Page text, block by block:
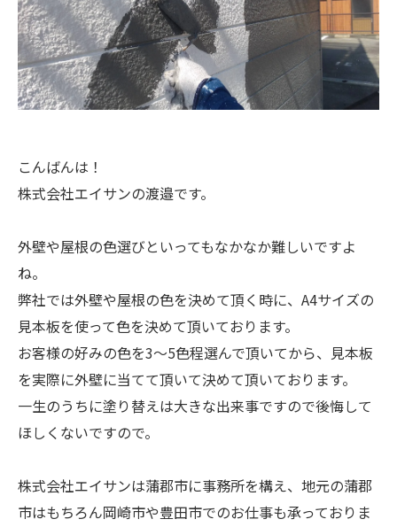
こんばんは！
株式会社エイサンの渡邉です。
外壁や屋根の色選びといってもなかなか難しいですよ
ね。
弊社では外壁や屋根の色を決めて頂く時に、A4サイズの
見本板を使って色を決めて頂いております。
お客様の好みの色を3〜5色程選んで頂いてから、見本板
を実際に外壁に当てて頂いて決めて頂いております。
一生のうちに塗り替えは大きな出来事ですので後悔して
ほしくないですので。
株式会社エイサンは蒲郡市に事務所を構え、地元の蒲郡
市はもちろん岡崎市や豊田市でのお仕事も承っておりま